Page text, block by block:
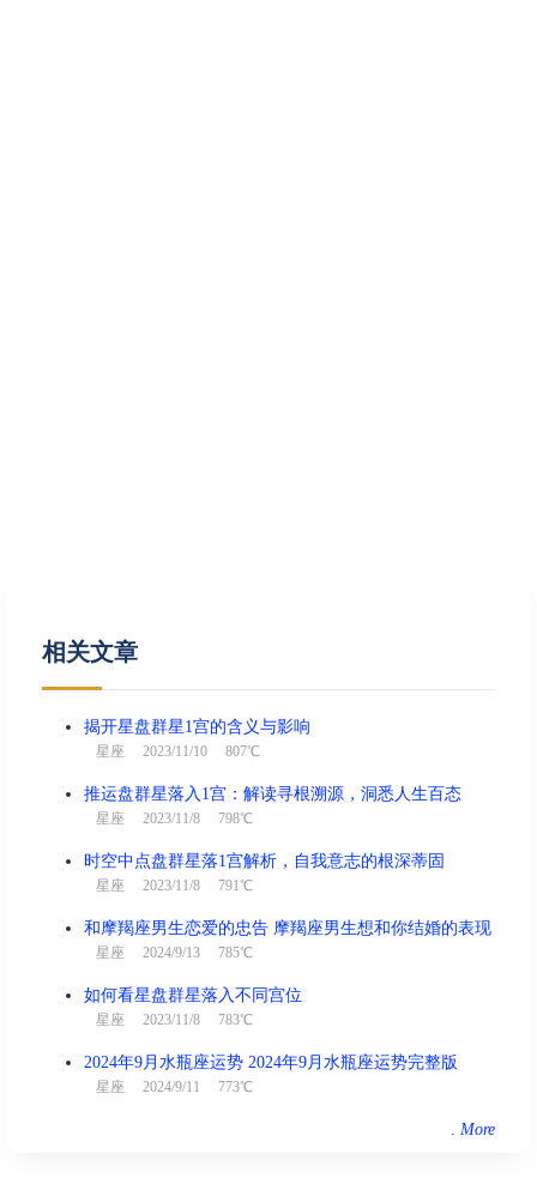
相关文章
揭开星盘群星1宫的含义与影响
星座 2023/11/10 807℃
推运盘群星落入1宫：解读寻根溯源，洞悉人生百态
星座 2023/11/8 798℃
时空中点盘群星落1宫解析，自我意志的根深蒂固
星座 2023/11/8 791℃
和摩羯座男生恋爱的忠告 摩羯座男生想和你结婚的表现
星座 2024/9/13 785℃
如何看星盘群星落入不同宫位
星座 2023/11/8 783℃
2024年9月水瓶座运势 2024年9月水瓶座运势完整版
星座 2024/9/11 773℃
More
.